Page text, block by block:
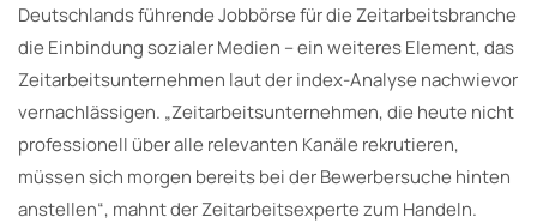
Deutschlands führende Jobbörse für die Zeitarbeitsbranche
die Einbindung sozialer Medien – ein weiteres Element, das
Zeitarbeitsunternehmen laut der index-Analyse nachwievor
vernachlässigen. „Zeitarbeitsunternehmen, die heute nicht
professionell über alle relevanten Kanäle rekrutieren,
müssen sich morgen bereits bei der Bewerbersuche hinten
anstellen“, mahnt der Zeitarbeitsexperte zum Handeln.